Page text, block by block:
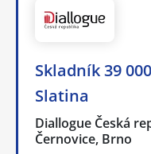
Skladník 39
Slatina
Diallogue Česká
Černovice, Brno